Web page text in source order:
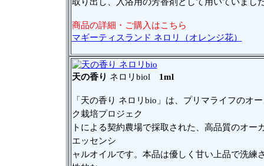
商品の詳細・ご購入はこちら
マギーティスランド ネロリ（オレンジ花）
天の香り ネロリbiol 1ml
「天の香り ネロリbio」は、プリマライフのオ
ク栽培プロジェク
トによる契約農場で採取された、高品質のオー
エッセンシ
ャルオイルです。本品は優しく甘い上品で洗練